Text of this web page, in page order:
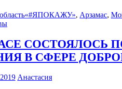
«#ЯПОКАЖУ», Арзамас,
СОСТОЯЛОСЬ
В СФЕРЕ
Анастасия